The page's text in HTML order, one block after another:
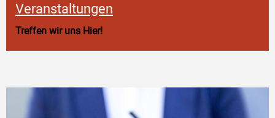
Veranstaltungen
Treffen wir uns Hier!